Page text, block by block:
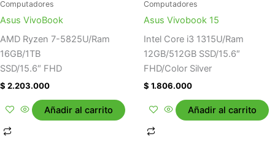
Computadores
Asus VivoBook
AMD Ryzen 7-5825U/Ram
16GB/1TB
SSD/15.6″ FHD
$ 2.203.000
Añadir al carrito
Computadores
Asus Vivobook 15
Intel Core i3 1315U/Ram
12GB/512GB SSD/15.6″
FHD/Color Silver
$ 1.806.000
Añadir al carrito